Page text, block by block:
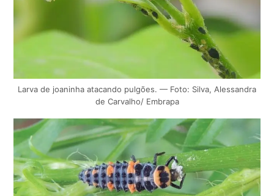
Larva de joaninha atacando pulgões. — Foto: Silva, Alessandra
de Carvalho/ Embrapa